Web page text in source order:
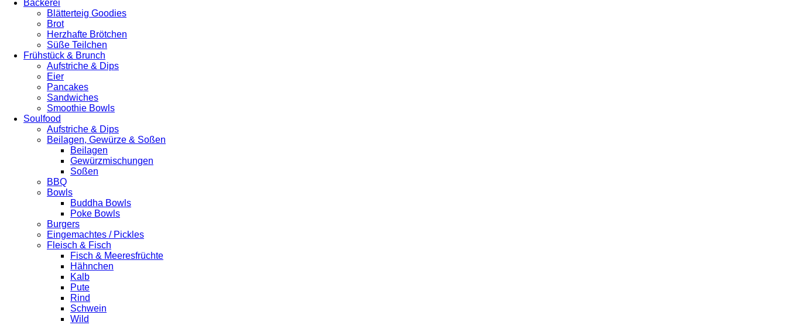
Bäckerei
Blätterteig Goodies
Brot
Herzhafte Brötchen
Süße Teilchen
Frühstück & Brunch
Aufstriche & Dips
Eier
Pancakes
Sandwiches
Smoothie Bowls
Soulfood
Aufstriche & Dips
Beilagen, Gewürze & Soßen
Beilagen
Gewürzmischungen
Soßen
BBQ
Bowls
Buddha Bowls
Poke Bowls
Burgers
Eingemachtes / Pickles
Fleisch & Fisch
Fisch & Meeresfrüchte
Hähnchen
Kalb
Pute
Rind
Schwein
Wild